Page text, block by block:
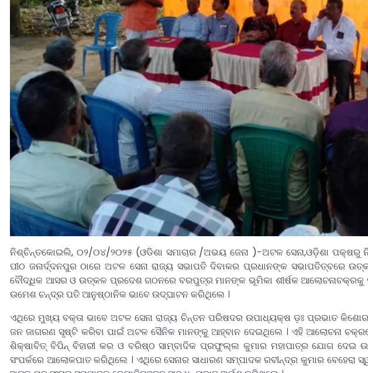
ନିଶ୍ଚିନ୍ତକୋଇଲି, ୦୨/୦୪/୨୦୨୫ (ଓଡିଶା ସମାଚାର /ଅଭୟ ଜେନା )-ଅଟଳ ସେନା,ଓଡ଼ିଶା ପକ୍ଷରୁ
ପୀଠ ଜନାର୍ଦ୍ଦନପୁର ଠାରେ ଅଟଳ ସେନା ରାଜ୍ୟ ସଭାପତି ଦିବାକର ପ୍ରଧାନଙ୍କ ସଭାପତିତ୍ବରେ
ବୌଦ୍ଧିକ ଆସର ଓ ଉତ୍କଳ ପ୍ରଦେଶ ଗଠନରେ ବରପୁତ୍ର ମାନଙ୍କ ଭୂମିକା ଶୀର୍ଷକ ଆଲୋଚନାଚକ୍ରକୁ
ଉମେଶ ଚନ୍ଦ୍ର ପତି ଆନୁଷ୍ଠାନିକ ଭାବେ ଉଦ୍ଘାଟନ କରିଥିଲେ ।
ଏଥିରେ ମୁଖ୍ୟ ବକ୍ତା ଭାବେ ଅଟଳ ସେନା ରାଜ୍ୟ ଚିନ୍ତନ ପରିଷଦର ଉପାଧ୍ୟକ୍ଷ ଡ଼ଃ ପ୍ରଭାତ
ଜନ ଜାଗରଣ ସୃଷ୍ଟି କରିବା ପାଇଁ ଅଟଳ ସୈନିକ ମାନଙ୍କୁ ଆହ୍ବାନ ଦେଇଥିଲେ । ଏହି ଆଲୋଚନା
ଶିକ୍ଷାବିତ୍ ବିପିନ୍ ବିହାରୀ କର ଓ ବରିଷ୍ଠ ସାମ୍ବାଦିକ ପ୍ରଫୁଲ୍ଲ କୁମାର ମହାପାତ୍ର ଯୋଗ
ସଂପର୍କରେ ଆଲୋକପାତ କରିଥିଲେ । ଏଥିରେ ସେନାର ସାଧାରଣ ସମ୍ପାଦକ ରବୀନ୍ଦ୍ର କୁମାର